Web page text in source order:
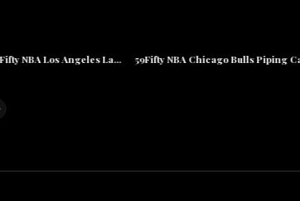
【New Era 沖縄 帽子 メンズファッション 通販】59Fifty NBA Los Angeles Lakers Piping Cap ロサンゼルス レイカース キャップ